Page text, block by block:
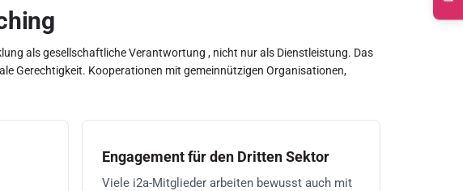
als gesellschaftliche Verantwortung , nicht nur als Dienstleistung. Das
Gerechtigkeit. Kooperationen mit gemeinnützigen Organisationen,
Engagement für den Dritten Sektor
Viele i2a-Mitglieder arbeiten bewusst auch mit